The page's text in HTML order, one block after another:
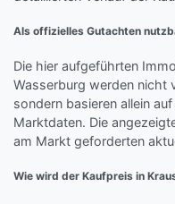
Als offizielles Gutachten
Die hier aufgeführten
Wasserburg werden nicht
sondern basieren allein
Marktdaten. Die
am Markt geforderten
Wie wird der Kaufpreis in